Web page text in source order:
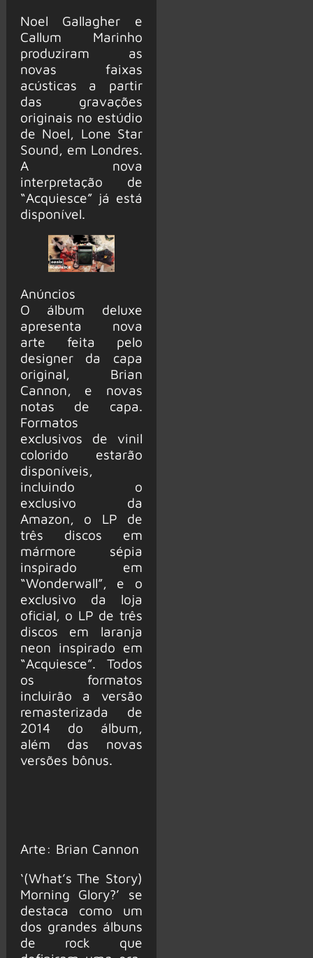
Noel Gallagher e
Callum Marinho
produziram as
novas faixas
acústicas a partir
das gravações
originais no estúdio
de Noel, Lone Star
Sound, em Londres.
A nova
interpretação de
“Acquiesce” já está
disponível.
Anúncios
O álbum deluxe
apresenta nova
arte feita pelo
designer da capa
original, Brian
Cannon, e novas
notas de capa.
Formatos
exclusivos de vinil
colorido estarão
disponíveis,
incluindo o
exclusivo da
Amazon, o LP de
três discos em
mármore sépia
inspirado em
“Wonderwall”, e o
exclusivo da loja
oficial, o LP de três
discos em laranja
neon inspirado em
“Acquiesce”. Todos
os formatos
incluirão a versão
remasterizada de
2014 do álbum,
além das novas
versões bônus.
Arte: Brian Cannon
‘(What’s The Story)
Morning Glory?’ se
destaca como um
dos grandes álbuns
de rock que